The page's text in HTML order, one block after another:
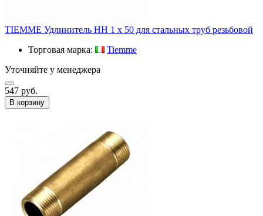
TIEMME Удлинитель НН 1 х 50 для стальных труб резьбовой
Торговая марка:
Tiemme
Уточняйте у менеджера
547 руб.
В корзину